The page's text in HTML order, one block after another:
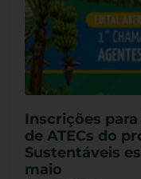
Inscrições
de ATECs do
Sustentáveis
maio